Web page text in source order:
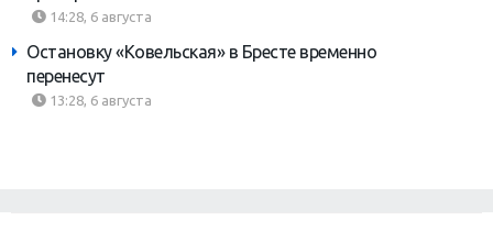
14:28, 6 августа
Остановку «Ковельская» в Бресте временно
перенесут
13:28, 6 августа